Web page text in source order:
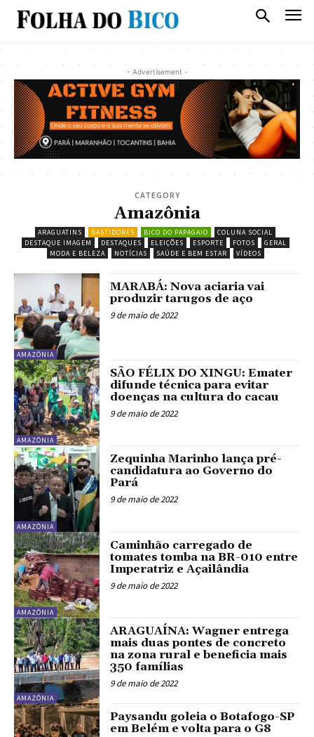
- Advertisement -
CATEGORY
Amazônia
ARAGUATINS BASTIDORES BICO DO PAPAGAIO
COLUNA SOCIAL
DESTAQUE IMAGEM
DESTAQUES ELEIÇÕES ESPORTE FOTOS
GERAL
MODA E BELEZA
NOTÍCIAS SAÚDE E BEM ESTAR VÍDEOS
AMAZÔNIA
MARABÁ: Nova aciaria vai
produzir tarugos de aço
9 de maio de 2022
AMAZÔNIA
SÃO FÉLIX DO XINGU: Emater
difunde técnica para evitar
doenças na cultura do cacau
9 de maio de 2022
AMAZÔNIA
Zequinha Marinho lança pré-
candidatura ao Governo do
Pará
9 de maio de 2022
AMAZÔNIA
Caminhão carregado de
tomates tomba na BR-010 entre
Imperatriz e Açailândia
9 de maio de 2022
AMAZÔNIA
ARAGUAÍNA: Wagner entrega
mais duas pontes de concreto
na zona rural e beneficia mais
350 famílias
9 de maio de 2022
Paysandu goleia o Botafogo-SP
em Belém e volta para o G8